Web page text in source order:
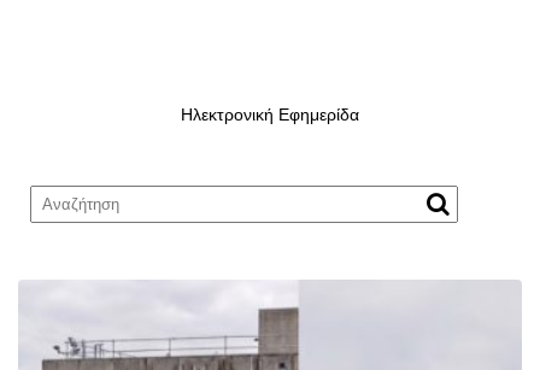
Ηλεκτρονική Εφημερίδα